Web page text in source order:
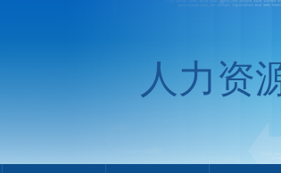
人力资